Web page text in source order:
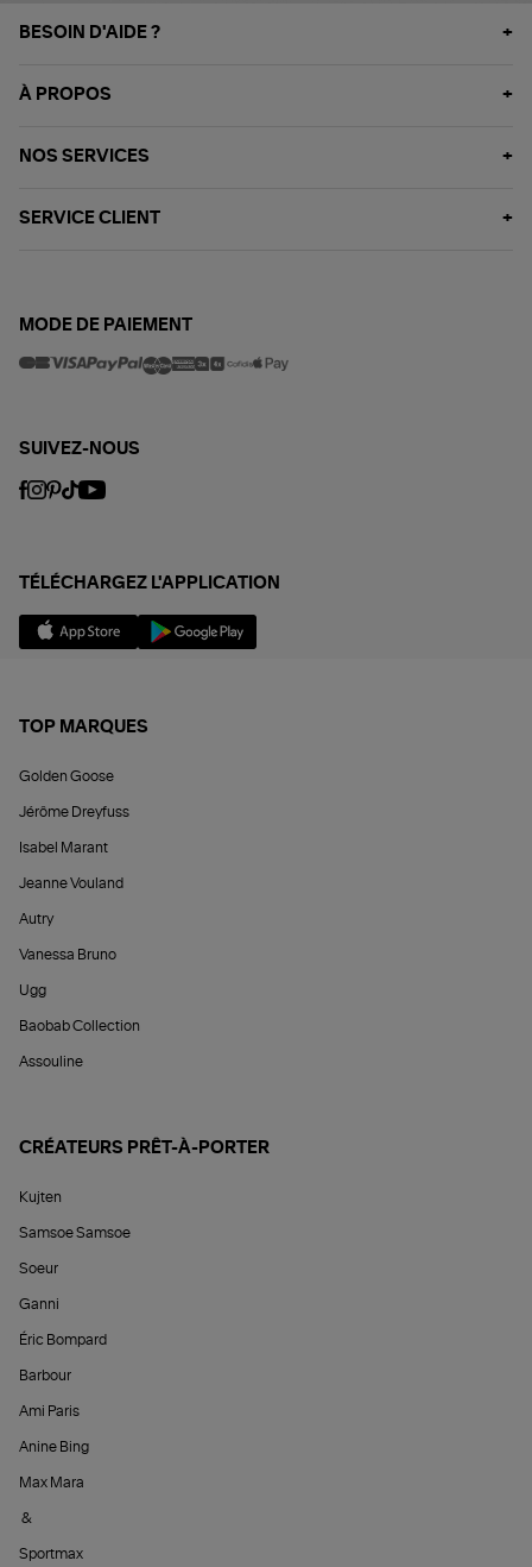
BESOIN D'AIDE ?
À PROPOS
NOS SERVICES
SERVICE CLIENT
MODE DE PAIEMENT
SUIVEZ-NOUS
TÉLÉCHARGEZ L'APPLICATION
TOP MARQUES
Golden Goose
Jérôme Dreyfuss
Isabel Marant
Jeanne Vouland
Autry
Vanessa Bruno
Ugg
Baobab Collection
Assouline
CRÉATEURS PRÊT-À-PORTER
Kujten
Samsoe Samsoe
Soeur
Ganni
Éric Bompard
Barbour
Ami Paris
Anine Bing
Max Mara
&
Sportmax